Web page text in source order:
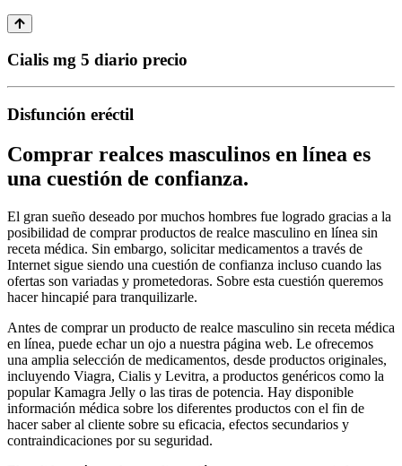
Cialis mg 5 diario precio
Disfunción eréctil
Comprar realces masculinos en línea es
una cuestión de confianza.
El gran sueño deseado por muchos hombres fue logrado gracias a la
posibilidad de comprar productos de realce masculino en línea sin
receta médica. Sin embargo, solicitar medicamentos a través de
Internet sigue siendo una cuestión de confianza incluso cuando las
ofertas son variadas y prometedoras. Sobre esta cuestión queremos
hacer hincapié para tranquilizarle.
Antes de comprar un producto de realce masculino sin receta médica
en línea, puede echar un ojo a nuestra página web. Le ofrecemos
una amplia selección de medicamentos, desde productos originales,
incluyendo Viagra, Cialis y Levitra, a productos genéricos como la
popular Kamagra Jelly o las tiras de potencia. Hay disponible
información médica sobre los diferentes productos con el fin de
hacer saber al cliente sobre su eficacia, efectos secundarios y
contraindicaciones por su seguridad.